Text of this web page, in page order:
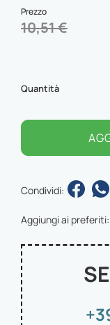
Prezzo
10,51 €
Quantità
Condividi:
Aggiungi ai preferiti: